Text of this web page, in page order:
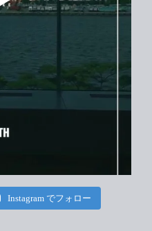
Instagram でフォロー